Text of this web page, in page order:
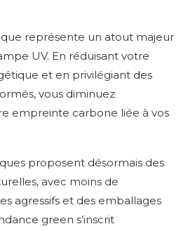
représente un atout majeur
UV. En réduisant votre
et en privilégiant des
vous diminuez
empreinte carbone liée à vos
proposent désormais des
avec moins de
agressifs et des emballages
green s’inscrit